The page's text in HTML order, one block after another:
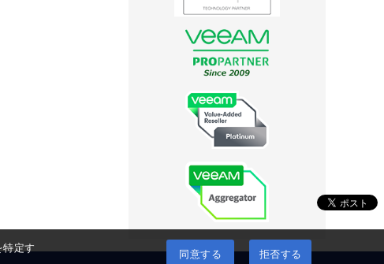
特定す
同意する 拒否する